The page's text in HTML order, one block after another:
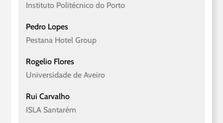
Instituto Politécnico do Porto
Pedro Lopes
Pestana Hotel Group
Rogelio Flores
Universidade de Aveiro
Rui Carvalho
ISLA Santarém